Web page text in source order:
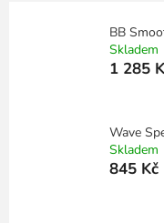
BB
Skladem
1 285
Wave
Skladem
845 Kč